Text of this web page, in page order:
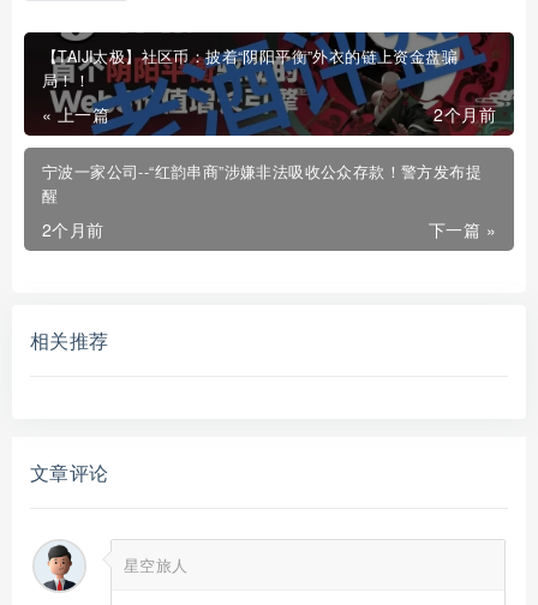
【TAIJI太极】社区币：披着“阴阳平衡”外衣的链上资金盘骗
局！！
« 上一篇 2个月前
宁波一家公司--“红韵串商”涉嫌非法吸收公众存款！警方发布提
醒
下一篇 »
2个月前
相关推荐
文章评论
星空旅人